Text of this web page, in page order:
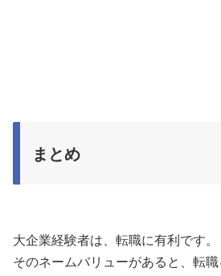
まとめ
大企業経験者は、転職に有利です。
そのネームバリューがあると、転